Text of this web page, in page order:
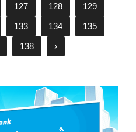
127 128
129
133 134
135
138 ›